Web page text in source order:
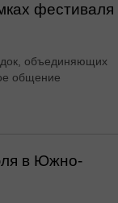
фестиваля
объединяющих
общение
в Южно-